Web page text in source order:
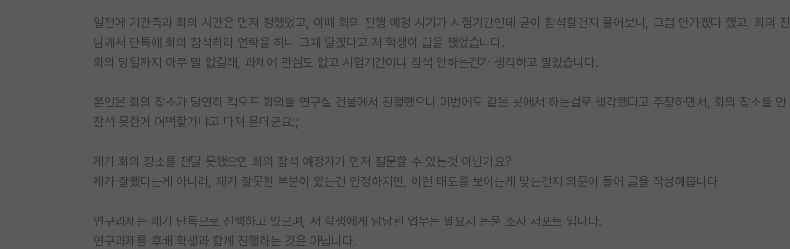
일전에 기관측과 회의 시간은 먼저 정했었고, 이때 회의 진행 예정 시기가 시험기간인데 굳이 참석할건지 물어보니, 그럼 안가겠다 했고, 회의
님께서 단톡에 회의 참석하라 연락을 하니 그때 알겠다고 저 학생이 답을 했었습니다.
회의 당일까지 아무 말 없길래, 과제에 관심도 없고 시험기간이니 참석 안하는건가 생각하고 말았습니다.
본인은 회의 장소가 당연히 킥오프 회의를 연구실 건물에서 진행했으니 이번에도 같은 곳에서 하는걸로 생각했다고 주장하면서, 회의 장소를 안
참석 못한거 어떡할가냐고 따져 묻더군요;;
제가 회의 장소를 전달 못했으면 회의 참석 예정자가 먼저 질문할 수 있는것 아닌가요?
제가 잘했다는게 아니라, 제가 잘못한 부분이 있는건 인정하지만, 이런 태도를 보이는게 맞는건지 의문이 들어 글을 작성해봅니다
연구과제는 제가 단독으로 진행하고 있으며, 저 학생에게 담당된 업무는 필요시 논문 조사 서포트 입니다.
연구과제를 후배 학생과 함께 진행하는 것은 아닙니다.